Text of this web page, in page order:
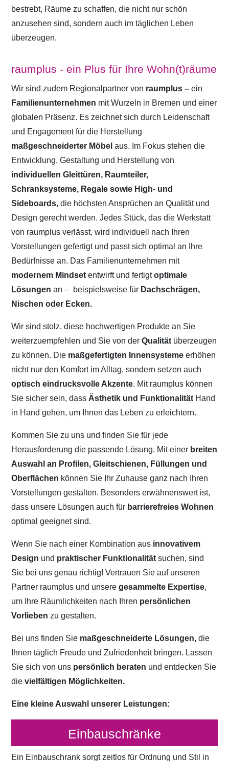
bestrebt, Räume zu schaffen, die nicht nur schön
anzusehen sind, sondern auch im täglichen Leben
überzeugen.
raumplus - ein Plus für Ihre Wohn(t)räume
Wir sind zudem Regionalpartner von raumplus – ein
Familienunternehmen mit Wurzeln in Bremen und einer
globalen Präsenz. Es zeichnet sich durch Leidenschaft
und Engagement für die Herstellung
maßgeschneiderter Möbelaus. Im Fokus stehen die
Entwicklung, Gestaltung und Herstellung von
individuellen Gleittüren, Raumteiler,
Schranksysteme, Regale sowie High- und
Sideboards, die höchsten Ansprüchen an Qualität und
Design gerecht werden. Jedes Stück, das die Werkstatt
von raumplus verlässt, wird individuell nach Ihren
Vorstellungen gefertigt und passt sich optimal an Ihre
Bedürfnisse an. Das Familienunternehmen mit
modernem Mindset entwirft und fertigtoptimale
Lösungen an – beispielsweise für Dachschrägen,
Nischen oder Ecken.
Wir sind stolz, diese hochwertigen Produkte an Sie
weiterzuempfehlen und Sie von derQualität überzeugen
zu können. Die maßgefertigten Innensystemeerhöhen
nicht nur den Komfort im Alltag, sondern setzen auch
optisch eindrucksvolle Akzente. Mit raumplus können
Sie sicher sein, dass Ästhetik und Funktionalität Hand
in Hand gehen, um Ihnen das Leben zu erleichtern.
Kommen Sie zu uns und finden Sie für jede
Herausforderung die passende Lösung. Mit einer breiten
Auswahl an Profilen, Gleitschienen, Füllungen und
Oberflächen können Sie Ihr Zuhause ganz nach Ihren
Vorstellungen gestalten. Besonders erwähnenswert ist,
dass unsere Lösungen auch für barrierefreies Wohnen
optimal geeignet sind.
Wenn Sie nach einer Kombination aus innovativem
Design und praktischer Funktionalitätsuchen, sind
Sie bei uns genau richtig! Vertrauen Sie auf unseren
Partner raumplus und unseregesammelte Expertise,
um Ihre Räumlichkeiten nach Ihren persönlichen
Vorliebenzu gestalten.
Bei uns finden Sie maßgeschneiderte Lösungen, die
Ihnen täglich Freude und Zufriedenheit bringen. Lassen
Sie sich von uns persönlich beraten und entdecken Sie
dievielfältigen Möglichkeiten.
Eine kleine Auswahl unserer Leistungen:
Einbauschränke
Ein Einbauschrank sorgt zeitlos für Ordnung und Stil in